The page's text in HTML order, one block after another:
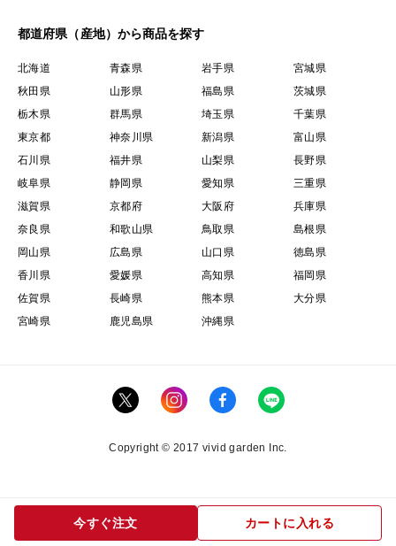
今すぐ注文 カートに入れる
都道府県（産地）から商品を探す
北海道 青森県 岩手県
宮城県
秋田県
山形県 福島県
茨城県
栃木県
群馬県 埼玉県
千葉県
東京都
神奈川県 新潟県
富山県
石川県
福井県 山梨県
長野県
岐阜県
静岡県 愛知県
三重県
滋賀県
京都府 大阪府
兵庫県
奈良県
和歌山県 鳥取県
島根県
岡山県
広島県 山口県
徳島県
香川県
愛媛県 高知県
福岡県
佐賀県
長崎県 熊本県
大分県
宮崎県
鹿児島県 沖縄県
Copyright © 2017 vivid garden Inc.